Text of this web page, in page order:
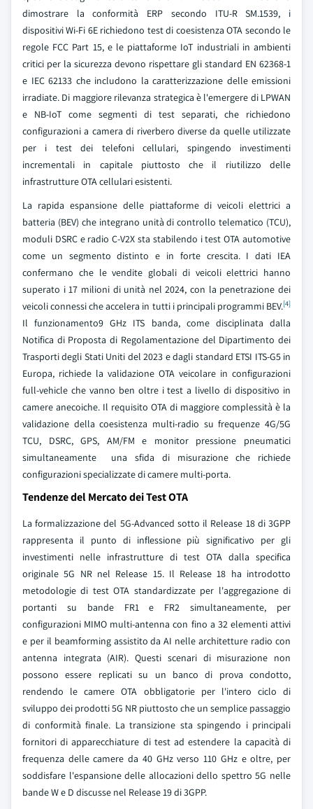
dimostrare la conformità ERP secondo ITU-R SM.1539, i
dispositivi Wi-Fi 6E richiedono test di coesistenza OTA secondo le
regole FCC Part 15, e le piattaforme IoT industriali in ambienti
critici per la sicurezza devono rispettare gli standard EN 62368-1
e IEC 62133 che includono la caratterizzazione delle emissioni
irradiate. Di maggiore rilevanza strategica è l'emergere di LPWAN
e NB-IoT come segmenti di test separati, che richiedono
configurazioni a camera di riverbero diverse da quelle utilizzate
per i test dei telefoni cellulari, spingendo investimenti
incrementali in capitale piuttosto che il riutilizzo delle
infrastrutture OTA cellulari esistenti.
La rapida espansione delle piattaforme di veicoli elettrici a
batteria (BEV) che integrano unità di controllo telematico (TCU),
moduli DSRC e radio C-V2X sta stabilendo i test OTA automotive
come un segmento distinto e in forte crescita. I dati IEA
confermano che le vendite globali di veicoli elettrici hanno
superato i 17 milioni di unità nel 2024, con la penetrazione dei
veicoli connessi che accelera in tutti i principali programmi BEV.[4]
Il funzionamento9 GHz ITS banda, come disciplinata dalla
Notifica di Proposta di Regolamentazione del Dipartimento dei
Trasporti degli Stati Uniti del 2023 e dagli standard ETSI ITS-G5 in
Europa, richiede la validazione OTA veicolare in configurazioni
full-vehicle che vanno ben oltre i test a livello di dispositivo in
camere anecoiche. Il requisito OTA di maggiore complessità è la
validazione della coesistenza multi-radio su frequenze 4G/5G
TCU, DSRC, GPS, AM/FM e monitor pressione pneumatici
simultaneamente una sfida di misurazione che richiede
configurazioni specializzate di camere multi-porta.
Tendenze del Mercato dei Test OTA
La formalizzazione del 5G-Advanced sotto il Release 18 di 3GPP
rappresenta il punto di inflessione più significativo per gli
investimenti nelle infrastrutture di test OTA dalla specifica
originale 5G NR nel Release 15. Il Release 18 ha introdotto
metodologie di test OTA standardizzate per l'aggregazione di
portanti su bande FR1 e FR2 simultaneamente, per
configurazioni MIMO multi-antenna con fino a 32 elementi attivi
e per il beamforming assistito da AI nelle architetture radio con
antenna integrata (AIR). Questi scenari di misurazione non
possono essere replicati su un banco di prova condotto,
rendendo le camere OTA obbligatorie per l'intero ciclo di
sviluppo dei prodotti 5G NR piuttosto che un semplice passaggio
di conformità finale. La transizione sta spingendo i principali
fornitori di apparecchiature di test ad estendere la capacità di
frequenza delle camere da 40 GHz verso 110 GHz e oltre, per
soddisfare l'espansione delle allocazioni dello spettro 5G nelle
bande W e D discusse nel Release 19 di 3GPP.